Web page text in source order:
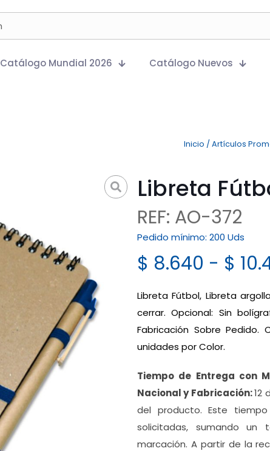
Catálogo Mundial 2026
Catálogo Nuevos
Inicio / Artículos
Libreta
REF: AO-372
Pedido mínimo: 200 Uds
$ 8.640 - $
Libreta Fútbol, Libreta
cerrar. Opcional: Sin
Fabricación Sobre
unidades por Color.
Tiempo de Entrega con
Nacional y Fabricación:12
del producto. Este
solicitadas, sumando un
marcación. A partir de la